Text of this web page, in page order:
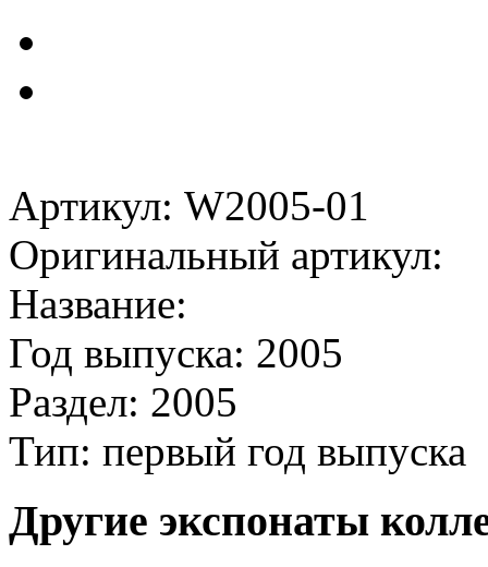
Артикул: W2005-01
Оригинальный артикул:
Название:
Год выпуска: 2005
Раздел: 2005
Тип: первый год выпуска
Другие экспонаты